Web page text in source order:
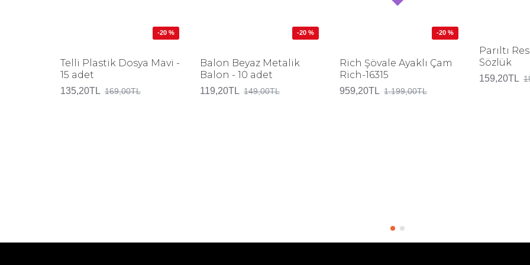
-20 %
Telli Plastik Dosya Mavi -
15 adet
135,20TL 169,00TL
-20 %
Balon Beyaz Metalik
Balon - 10 adet
119,20TL 149,00TL
-20 %
Rich Şövale Ayaklı Çam
Rich-16315
959,20TL 1.199,00TL
Parıltı
Sözlük
159,20TL